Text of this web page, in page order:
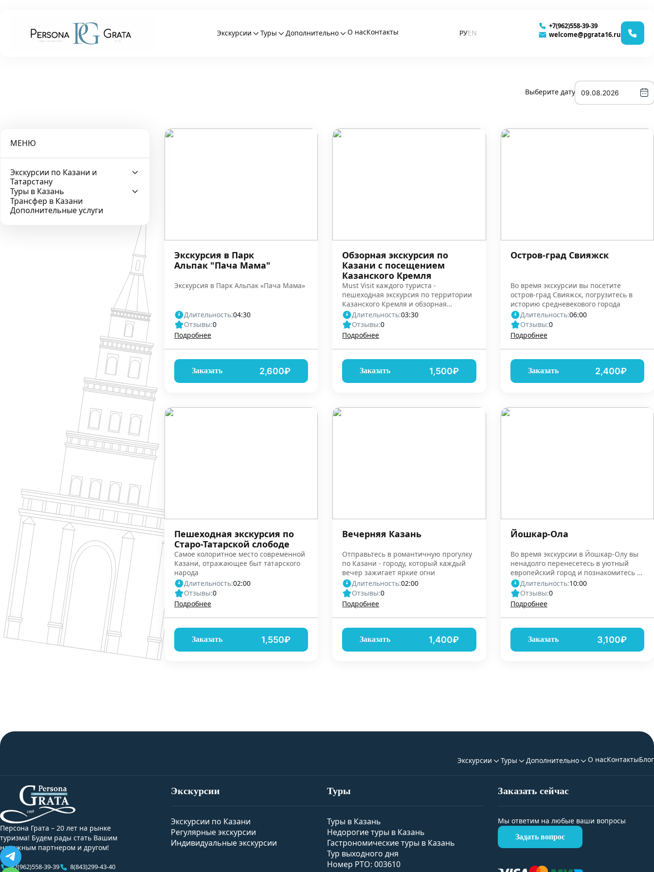
Экскурсии Туры Дополнительно О насКонтакты РУEN
+7(962)558-39-39
welcome@pgrata16.ru
Выберите дату
МЕНЮ
Экскурсии по Казани и
Татарстану
Туры в Казань
Трансфер в Казани
Дополнительные услуги
Экскурсия в Парк
Альпак "Пача Мама"
Экскурсия в Парк Альпак «Пача Мама»
Длительность:04:30
Отзывы:0
Подробнее
Заказать 2,600₽
Обзорная экскурсия по
Казани с посещением
Казанского Кремля
Must Visit каждого туриста -
пешеходная экскурсия по территории
Казанского Кремля и обзорная
автобусная экскурсия
Длительность:03:30
Отзывы:0
Подробнее
Заказать 1,500₽
Остров-град Свияжск
Во время экскурсии вы посетите
остров-град Свияжск, погрузитесь в
историю средневекового города
Длительность:06:00
Отзывы:0
Подробнее
Заказать 2,400₽
Пешеходная экскурсия по
Старо-Татарской слободе
Самое колоритное место современной
Казани, отражающее быт татарского
народа
Длительность:02:00
Отзывы:0
Подробнее
Заказать 1,550₽
Вечерняя Казань
Отправьтесь в романтичную прогулку
по Казани - городу, который каждый
вечер зажигает яркие огни
Длительность:02:00
Отзывы:0
Подробнее
Заказать 1,400₽
Йошкар-Ола
Во время экскурсии в Йошкар-Олу вы
ненадолго перенесетесь в уютный
европейский город и познакомитесь с
марийской историей
Длительность:10:00
Отзывы:0
Подробнее
Заказать 3,100₽
Экскурсии Туры Дополнительно О насКонтактыБлог
Персона Грата – 20 лет на рынке
туризма! Будем рады стать Вашим
надежным партнером и другом!
Экскурсии
Экскурсии по Казани
Регулярные экскурсии
Индивидуальные экскурсии
+7(962)558-39-39
8(843)299-43-40
Туры
Туры в Казань
Недорогие туры в Казань
Гастрономические туры в Казань
Тур выходного дня
Номер РТО: 003610
Заказать сейчас
Мы ответим на любые ваши вопросы
Задать вопрос